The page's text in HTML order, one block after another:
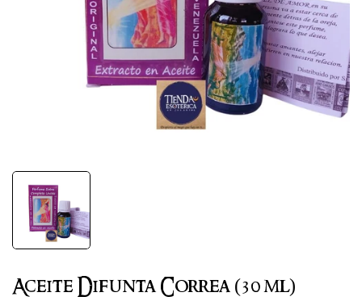
Aceite Difunta Correa (30 ml)